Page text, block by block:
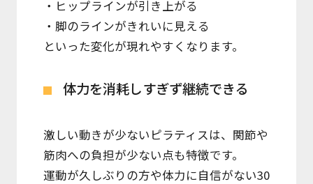
・ヒップラインが引き上がる
・脚のラインがきれいに見える
といった変化が現れやすくなります。
体力を消耗しすぎず継続できる
激しい動きが少ないピラティスは、関節や
筋肉への負担が少ない点も特徴です。
運動が久しぶりの方や体力に自信がない30